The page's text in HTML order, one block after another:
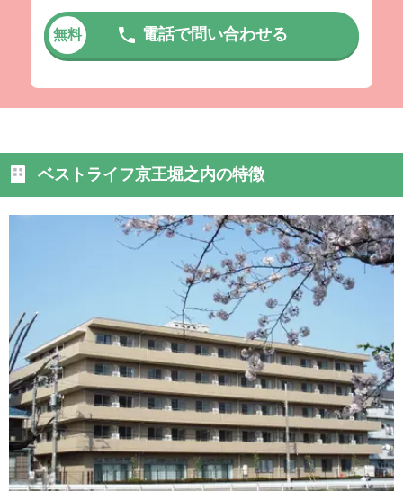
無料 電話で問い合わせる
ベストライフ京王堀之内の特徴